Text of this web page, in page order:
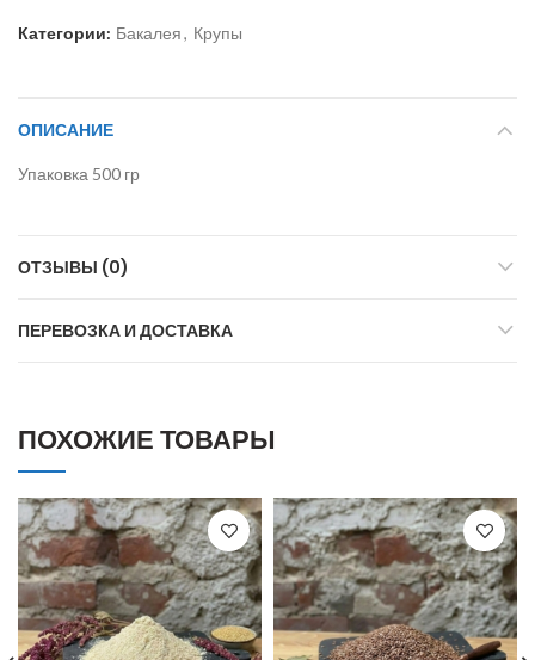
Категории: Бакалея, Крупы
ОПИСАНИЕ
Упаковка 500 гр
ОТЗЫВЫ (0)
ПЕРЕВОЗКА И ДОСТАВКА
ПОХОЖИЕ ТОВАРЫ